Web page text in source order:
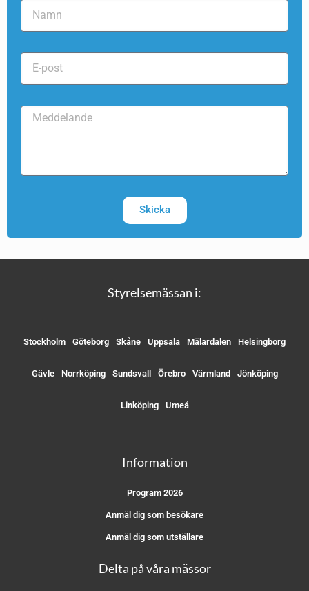
Skicka
Styrelsemässan i:
Stockholm Göteborg Skåne Uppsala Mälardalen Helsingborg
Gävle Norrköping Sundsvall Örebro Värmland Jönköping
Linköping Umeå
Information
Program 2026
Anmäl dig som besökare
Anmäl dig som utställare
Delta på våra mässor